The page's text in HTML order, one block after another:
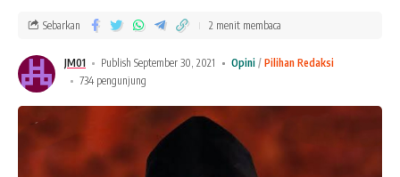
JM01 Publish September 30, 2021 Opini
Pilihan Redaksi
734 pengunjung
Sebarkan 2 menit membaca